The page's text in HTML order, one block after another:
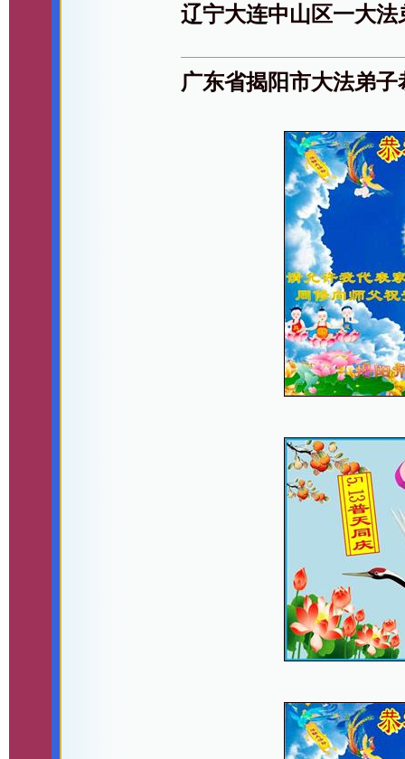
辽宁大连中山区一大
广东省揭阳市大法弟